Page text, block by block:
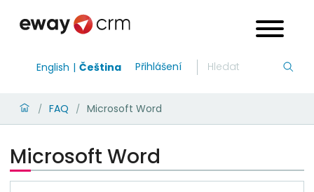
English Čeština Přihlášení
/ FAQ / Microsoft Word
Microsoft Word